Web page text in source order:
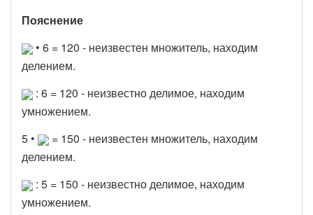
Пояснение
• 6 = 120 - неизвестен множитель, находим
делением.
: 6 = 120 - неизвестно делимое, находим
умножением.
5 •
= 150 - неизвестен множитель, находим
делением.
: 5 = 150 - неизвестно делимое, находим
умножением.